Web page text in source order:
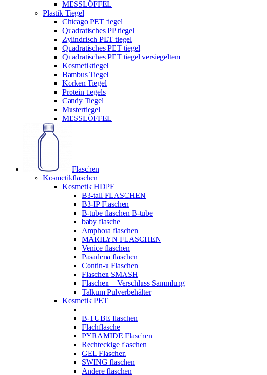
MESSLÖFFEL
Plastik Tiegel
Chicago PET tiegel
Quadratisches PP tiegel
Zylindrisch PET tiegel
Quadratisches PET tiegel
Quadratisches PET tiegel versiegeltem
Kosmetiktiegel
Bambus Tiegel
Korken Tiegel
Protein tiegels
Candy Tiegel
Mustertiegel
MESSLÖFFEL
Flaschen
Kosmetikflaschen
Kosmetik HDPE
B3-tall FLASCHEN
B3-IP Flaschen
B-tube flaschen B-tube
baby flasche
Amphora flaschen
MARILYN FLASCHEN
Venice flaschen
Pasadena flaschen
Contin-u Flaschen
Flaschen SMASH
Flaschen + Verschluss Sammlung
Talkum Pulverbehälter
Kosmetik PET
B-TUBE flaschen
Flachflasche
PYRAMIDE Flaschen
Rechteckige flaschen
GEL Flaschen
SWING flaschen
Andere flaschen